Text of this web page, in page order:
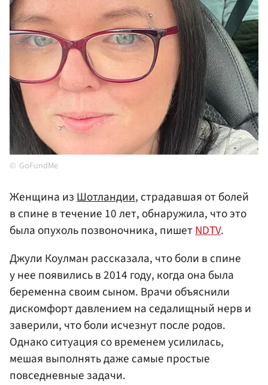
GoFundMe
Женщина изШотландии, страдавшая от болей
в спине в течение 10 лет, обнаружила, что это
была опухоль позвоночника, пишетNDTV.
Джули Коулман рассказала, что боли в спине
у нее появились в 2014 году, когда она была
беременна своим сыном. Врачи объяснили
дискомфорт давлением на седалищный нерв и
заверили, что боли исчезнут после родов.
Однако ситуация со временем усилилась,
мешая выполнять даже самые простые
повседневные задачи.